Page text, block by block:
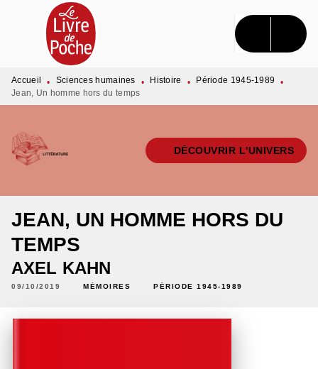
MENU RECHERCHE CONTENU
PIED DE PAGE
Accueil • Sciences humaines • Histoire • Période 1945-1989
•
Jean, Un homme hors du temps
DÉCOUVRIR L'UNIVERS
JEAN, UN HOMME HORS DU
TEMPS
AXEL KAHN
09/10/2019 MÉMOIRES PÉRIODE 1945-1989